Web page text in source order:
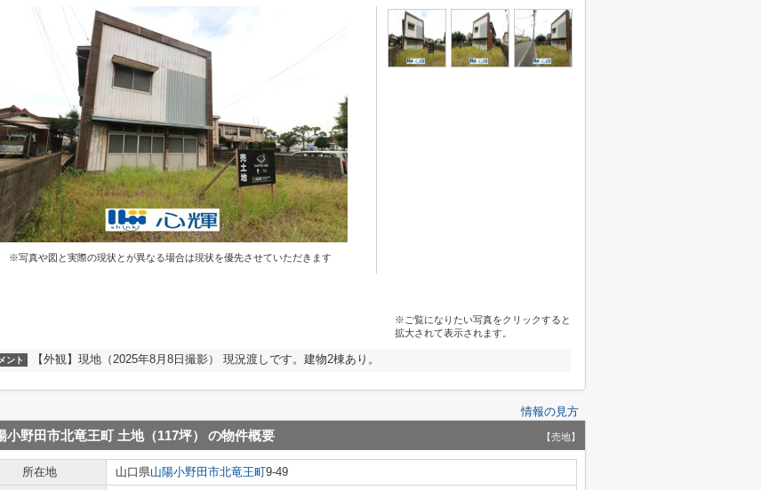
※写真や図と実際の現状とが異なる場合は現状を優先させていただきます
※ご覧になりたい写真をクリックすると
拡大されて表示されます。
ント 【外観】現地（2025年8月8日撮影） 現況渡しです。建物2棟あり。
情報の見方
小野田市北竜王町 土地（117坪） の物件概要 【売地】
所在地 山口県山陽小野田市北竜王町9-49